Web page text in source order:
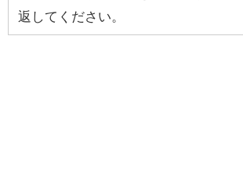
返してください。